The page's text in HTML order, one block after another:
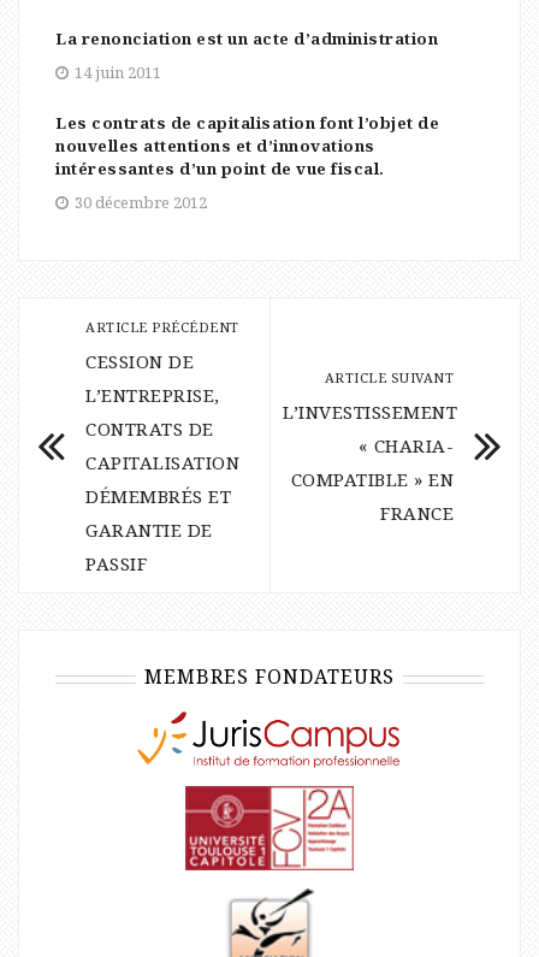
La renonciation est un acte d’administration
14 juin 2011
Les contrats de capitalisation font l’objet de
nouvelles attentions et d’innovations
intéressantes d’un point de vue fiscal.
30 décembre 2012
ARTICLE PRÉCÉDENT
CESSION DE
L’ENTREPRISE,
CONTRATS DE
CAPITALISATION
DÉMEMBRÉS ET
GARANTIE DE
PASSIF
ARTICLE SUIVANT
L’INVESTISSEMENT
« CHARIA-
COMPATIBLE » EN
FRANCE
MEMBRES FONDATEURS